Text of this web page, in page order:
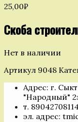
25,00₽
Скоба
Нет в наличии
Артикул 9048
Адрес: г.
"Народный"
т.
эл. адрес: